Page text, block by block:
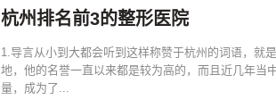
浙江整形排名
杭州排名前3的整形医院
1.导言从小到大都会听到这样称赞于杭州的词语，就
地，他的名誉一直以来都是较为高的，而且近几年当
量，成为了...